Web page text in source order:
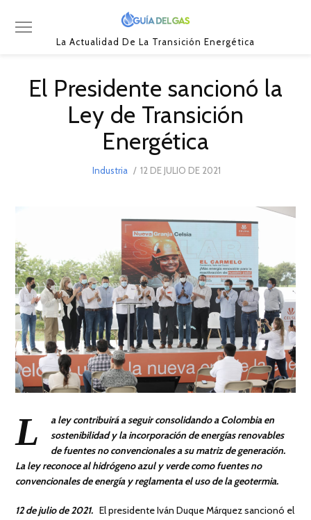
La Actualidad De La Transición Energética
El Presidente sancionó la
Ley de Transición
Energética
Industria
POSTED
12 DE JULIO DE 2021
2021
L
a ley contribuirá a seguir consolidando a Colombia en
sostenibilidad y la incorporación de energías renovables
de fuentes no convencionales a su matriz de generación.
La ley reconoce al hidrógeno azul y verde como fuentes no
convencionales de energía y reglamenta el uso de la geotermia.
12 de julio de 2021. El presidente Iván Duque Márquez sancionó el